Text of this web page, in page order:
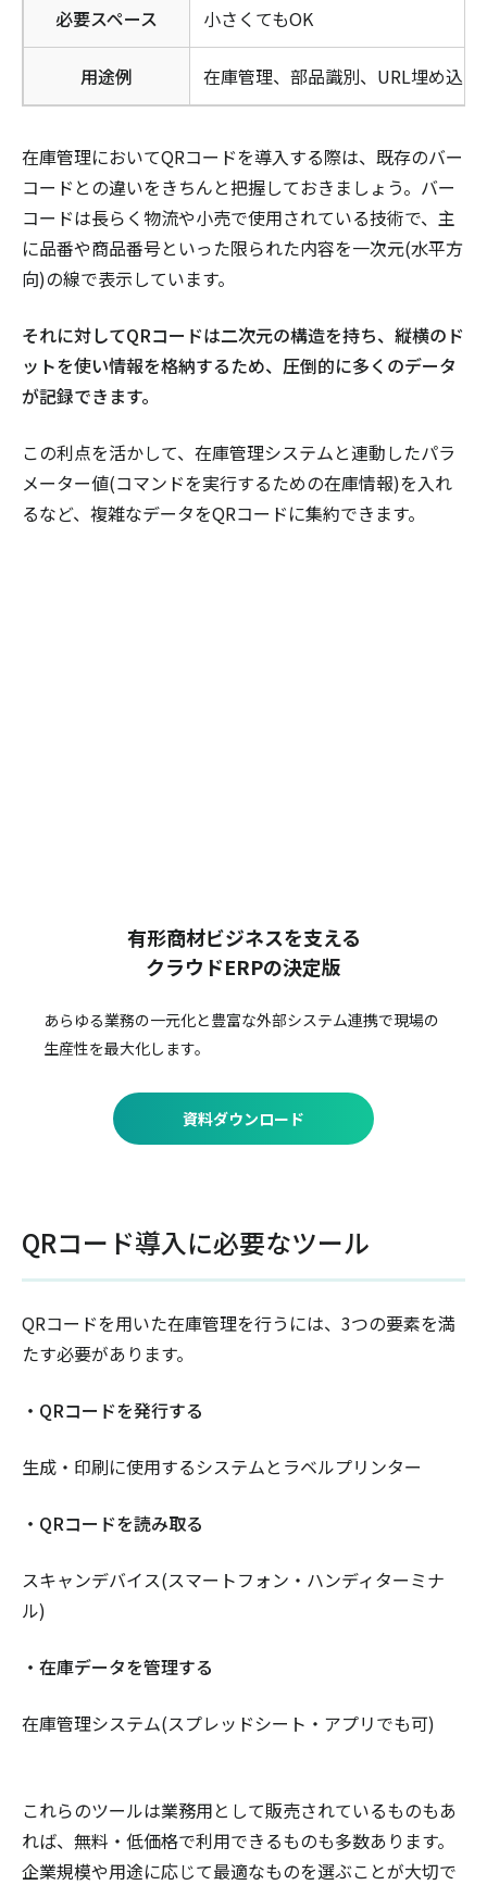
必要スペース 小さくてもOK
用途例 在庫管理、部品識別、URL埋め込み
在庫管理においてQRコードを導入する際は、既存のバー
コードとの違いをきちんと把握しておきましょう。バー
コードは長らく物流や小売で使用されている技術で、主
に品番や商品番号といった限られた内容を一次元(水平方
向)の線で表示しています。
それに対してQRコードは二次元の構造を持ち、縦横のド
ットを使い情報を格納するため、圧倒的に多くのデータ
が記録できます。
この利点を活かして、在庫管理システムと連動したパラ
メーター値(コマンドを実行するための在庫情報)を入れ
るなど、複雑なデータをQRコードに集約できます。
有形商材ビジネスを支える
クラウドERPの決定版
あらゆる業務の一元化と豊富な外部システム連携で現場の
生産性を最大化します。
資料ダウンロード
QRコード導入に必要なツール
QRコードを用いた在庫管理を行うには、3つの要素を満
たす必要があります。
・QRコードを発行する
生成・印刷に使用するシステムとラベルプリンター
・QRコードを読み取る
スキャンデバイス(スマートフォン・ハンディターミナ
ル)
・在庫データを管理する
在庫管理システム(スプレッドシート・アプリでも可)
これらのツールは業務用として販売されているものもあ
れば、無料・低価格で利用できるものも多数あります。
企業規模や用途に応じて最適なものを選ぶことが大切で